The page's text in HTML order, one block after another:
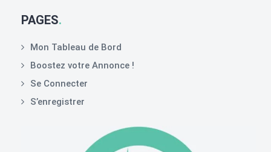
PAGES
Mon Tableau de Bord
Boostez votre Annonce !
Se Connecter
S’enregistrer